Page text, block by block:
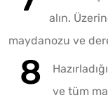
alın.
maydanozu ve
ve tüm